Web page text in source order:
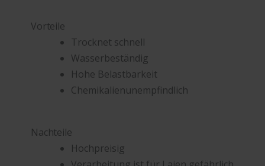
Vorteile
Trocknet schnell
Wasserbeständig
Hohe Belastbarkeit
Chemikalienunempfindlich
Nachteile
Hochpreisig